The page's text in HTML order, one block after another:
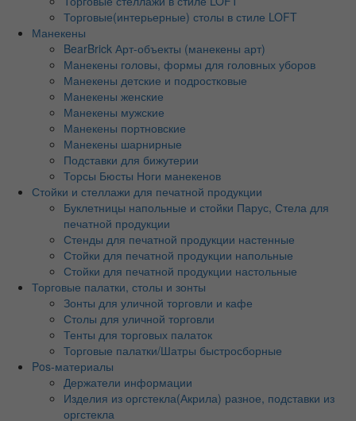
Торговые(интерьерные) столы в стиле LOFT
Манекены
BearBrick Арт-объекты (манекены арт)
Манекены головы, формы для головных уборов
Манекены детские и подростковые
Манекены женские
Манекены мужские
Манекены портновские
Манекены шарнирные
Подставки для бижутерии
Торсы Бюсты Ноги манекенов
Стойки и стеллажи для печатной продукции
Буклетницы напольные и стойки Парус, Стела для
печатной продукции
Стенды для печатной продукции настенные
Стойки для печатной продукции напольные
Стойки для печатной продукции настольные
Торговые палатки, столы и зонты
Зонты для уличной торговли и кафе
Столы для уличной торговли
Тенты для торговых палаток
Торговые палатки/Шатры быстросборные
Pos-материалы
Держатели информации
Изделия из оргстекла(Акрила) разное, подставки из
оргстекла